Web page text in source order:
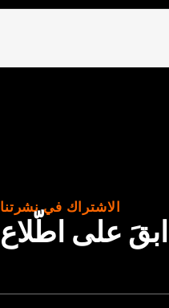
الاشتراك في نشرتنا
ابقَ على اطّلاع